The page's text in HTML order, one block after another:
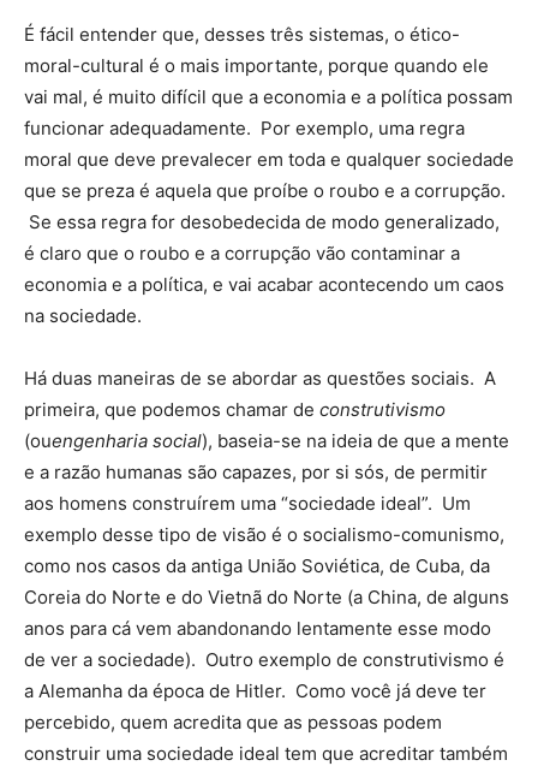
É fácil entender que, desses três sistemas, o ético-
moral-cultural é o mais importante, porque quando ele
vai mal, é muito difícil que a economia e a política possam
funcionar adequadamente. Por exemplo, uma regra
moral que deve prevalecer em toda e qualquer sociedade
que se preza é aquela que proíbe o roubo e a corrupção.
Se essa regra for desobedecida de modo generalizado,
é claro que o roubo e a corrupção vão contaminar a
economia e a política, e vai acabar acontecendo um caos
na sociedade.
Há duas maneiras de se abordar as questões sociais. A
primeira, que podemos chamar de construtivismo
(ouengenharia social), baseia-se na ideia de que a mente
e a razão humanas são capazes, por si sós, de permitir
aos homens construírem uma “sociedade ideal”. Um
exemplo desse tipo de visão é o socialismo-comunismo,
como nos casos da antiga União Soviética, de Cuba, da
Coreia do Norte e do Vietnã do Norte (a China, de alguns
anos para cá vem abandonando lentamente esse modo
de ver a sociedade). Outro exemplo de construtivismo é
a Alemanha da época de Hitler. Como você já deve ter
percebido, quem acredita que as pessoas podem
construir uma sociedade ideal tem que acreditar também